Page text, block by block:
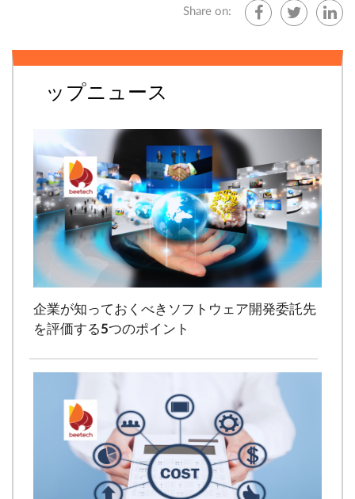
Share on:
ップニュース
企業が知っておくべきソフトウェア開発委託先
を評価する5つのポイント